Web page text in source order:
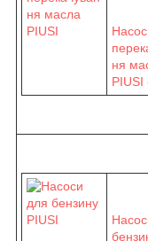
ня
PIUSI